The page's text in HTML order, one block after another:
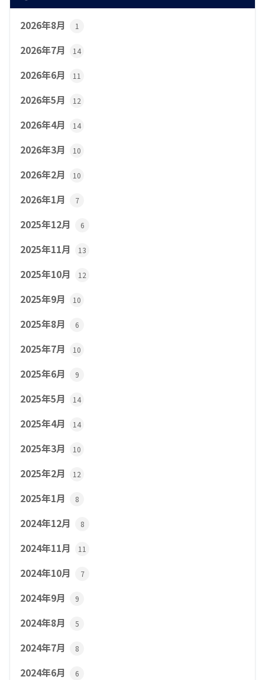
2026年8月 1
2026年7月 14
2026年6月 11
2026年5月 12
2026年4月 14
2026年3月 10
2026年2月 10
2026年1月 7
2025年12月 6
2025年11月 13
2025年10月 12
2025年9月 10
2025年8月 6
2025年7月 10
2025年6月 9
2025年5月 14
2025年4月 14
2025年3月 10
2025年2月 12
2025年1月 8
2024年12月 8
2024年11月 11
2024年10月 7
2024年9月 9
2024年8月 5
2024年7月 8
2024年6月 6